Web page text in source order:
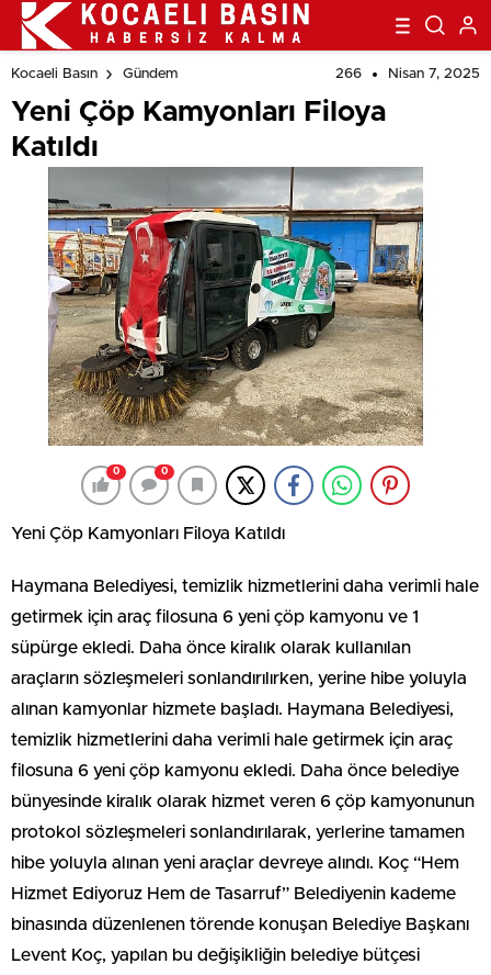
Kocaeli Basın Gündem 266 Nisan 7, 2025
Yeni Çöp Kamyonları Filoya
Katıldı
0 0
Yeni Çöp Kamyonları Filoya Katıldı
Haymana Belediyesi, temizlik hizmetlerini daha verimli hale
getirmek için araç filosuna 6 yeni çöp kamyonu ve 1
süpürge ekledi. Daha önce kiralık olarak kullanılan
araçların sözleşmeleri sonlandırılırken, yerine hibe yoluyla
alınan kamyonlar hizmete başladı. Haymana Belediyesi,
temizlik hizmetlerini daha verimli hale getirmek için araç
filosuna 6 yeni çöp kamyonu ekledi. Daha önce belediye
bünyesinde kiralık olarak hizmet veren 6 çöp kamyonunun
protokol sözleşmeleri sonlandırılarak, yerlerine tamamen
hibe yoluyla alınan yeni araçlar devreye alındı. Koç “Hem
Hizmet Ediyoruz Hem de Tasarruf” Belediyenin kademe
binasında düzenlenen törende konuşan Belediye Başkanı
Levent Koç, yapılan bu değişikliğin belediye bütçesi